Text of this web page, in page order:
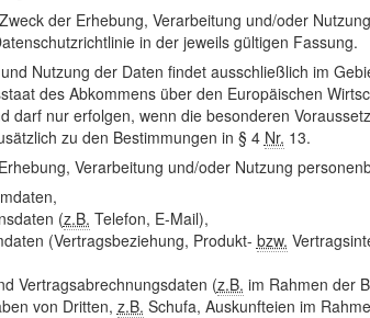
der Erhebung, Verarbeitung und/oder
in der jeweils gültigen Fassung.
Nutzung der Daten findet ausschließlich im
des Abkommens über den Europäischen
darf nur erfolgen, wenn die besonderen
zu den Bestimmungen in § 4 Nr. 13.
Verarbeitung und/oder Nutzung
(z.B. Telefon, E-Mail),
(Vertragsbeziehung, Produkt- bzw.
Vertragsabrechnungsdaten (z.B. im Rahmen der
von Dritten, z.B. Schufa, Auskunfteien im